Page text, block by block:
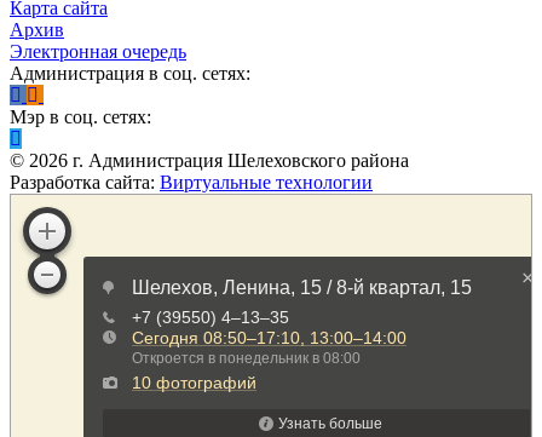
Карта сайта
Архив
Электронная очередь
Администрация в соц. сетях:
Мэр в соц. сетях:
© 2026 г. Администрация Шелеховского района
Разработка сайта: Виртуальные технологии